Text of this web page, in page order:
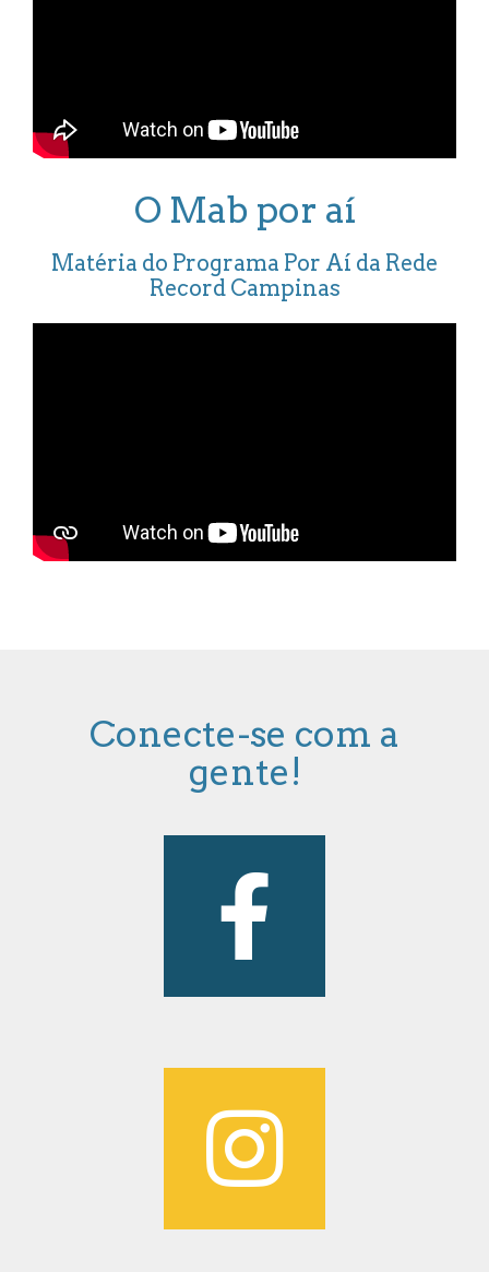
O Mab por aí
Matéria do Programa Por Aí da Rede
Record Campinas
Conecte-se com a
gente!